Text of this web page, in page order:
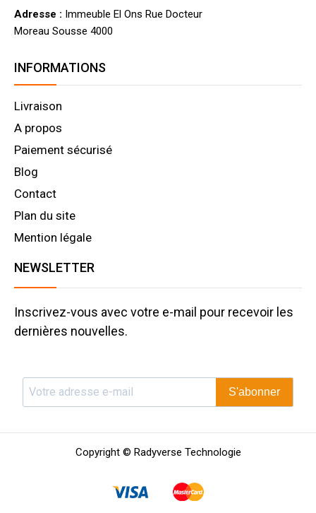
Adresse : Immeuble El Ons Rue Docteur
Moreau Sousse 4000
INFORMATIONS
Livraison
A propos
Paiement sécurisé
Blog
Contact
Plan du site
Mention légale
NEWSLETTER
Inscrivez-vous avec votre e-mail pour recevoir les
dernières nouvelles.
S'abonner
Copyright © Radyverse Technologie